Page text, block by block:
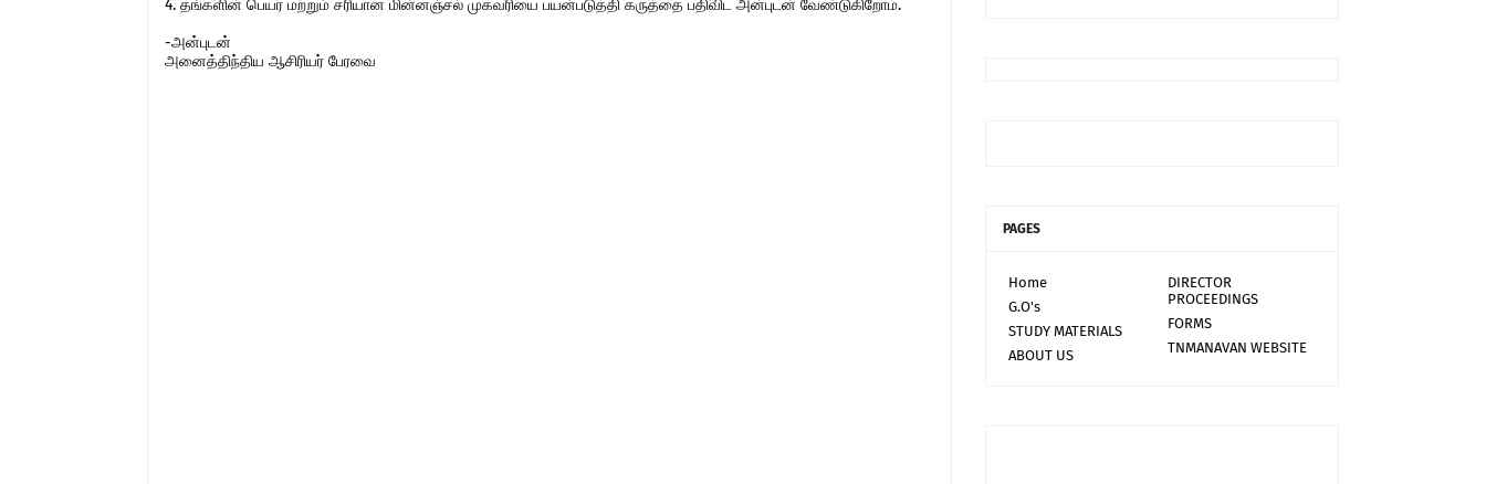
4. தங்களின் பெயர் மற்றும் சரியான மின்னஞ்சல் முகவரியை பயன்படுத்தி கருத்தை பதிவிட அன்புடன் வேண்டுகிறோம்.
-அன்புடன்
அனைத்திந்திய ஆசிரியர் பேரவை
PAGES
Home
DIRECTOR
PROCEEDINGS
G.O's
FORMS
STUDY MATERIALS
TNMANAVAN WEBSITE
ABOUT US